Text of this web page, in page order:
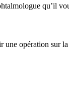
qu’il
opération sur